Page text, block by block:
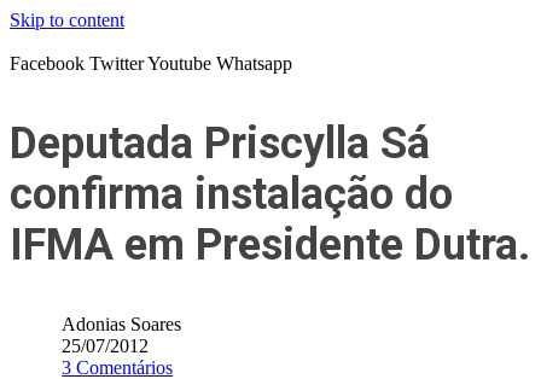
Skip to content
Facebook TwitterYoutube Whatsapp
Deputada Priscylla Sá
confirma instalação do
IFMA em Presidente Dutra.
Adonias Soares
25/07/2012
3 Comentários